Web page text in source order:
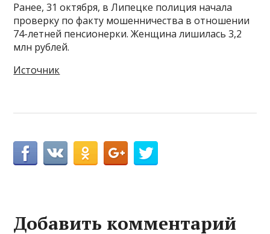
Ранее, 31 октября, в Липецке полиция начала
проверку по факту мошенничества в отношении
74-летней пенсионерки. Женщина лишилась 3,2
млн рублей.
Источник
Добавить комментарий